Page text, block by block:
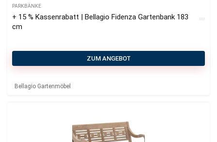
PARKBÄNKE
+ 15 % Kassenrabatt | Bellagio Fidenza Gartenbank 183
cm
ZUM ANGEBOT
Bellagio Gartenmöbel